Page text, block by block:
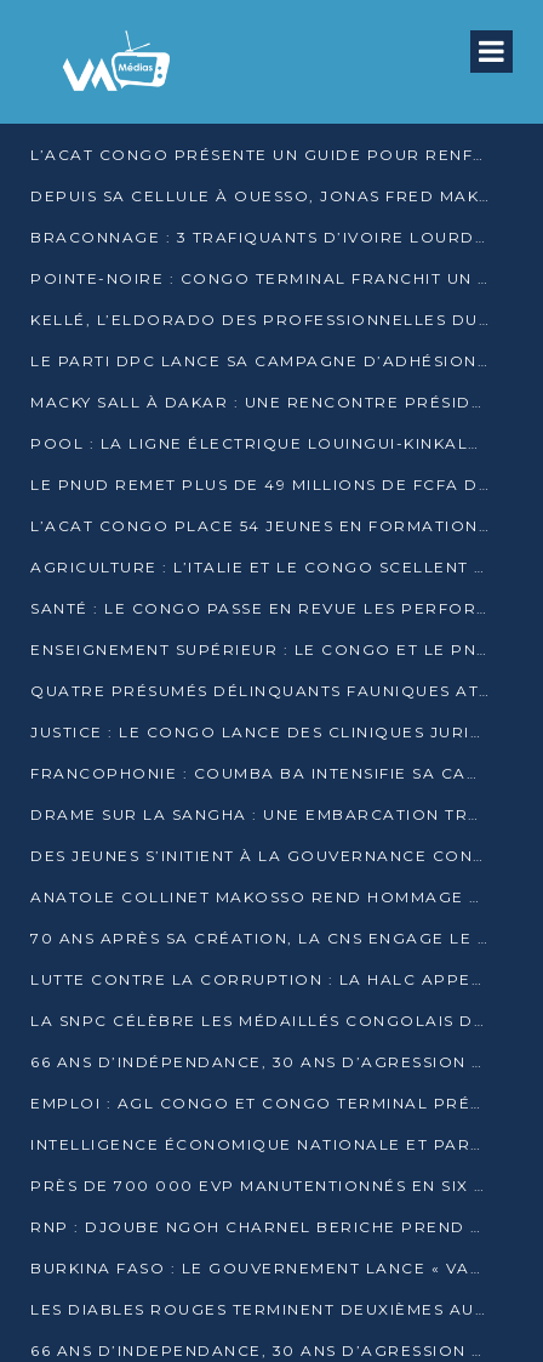
L’ACAT CONGO PRÉSENTE UN GUIDE POUR RENFORCER LES GARANTIES JUDICIAIRES EN GARDE À VUE
DEPUIS SA CELLULE À OUESSO, JONAS FRED MAKITA DÉNONCE CE QU’IL QUALIFIE DE DÉNI DE JUSTICE
BRACONNAGE : 3 TRAFIQUANTS D’IVOIRE LOURDEMENT CONDAMNÉS À DJAMBALA
POINTE-NOIRE : CONGO TERMINAL FRANCHIT UN CAP HISTORIQUE AVEC 99 MOUVEMENTS/HEURE
KELLÉ, L’ELDORADO DES PROFESSIONNELLES DU SEXE
LE PARTI DPC LANCE SA CAMPAGNE D’ADHÉSIONS ET VEUT STRUCTURER SA PRÉSENCE DANS LES 15 DÉPARTEMENTS
MACKY SALL À DAKAR : UNE RENCONTRE PRÉSIDENTIELLE QUI DIVISE L’OPINION SÉNÉGALAISE
POOL : LA LIGNE ÉLECTRIQUE LOUINGUI-KINKALA-BOKO MISE EN SERVICE
LE PNUD REMET PLUS DE 49 MILLIONS DE FCFA D’ÉQUIPEMENTS POUR ACCÉLÉRER LA NUMÉRISATION DU SYSTÈME DE SANTÉ
L’ACAT CONGO PLACE 54 JEUNES EN FORMATION PROFESSIONNELLE
AGRICULTURE : L’ITALIE ET LE CONGO SCELLENT UN PARTENARIAT POUR UNE PRODUCTION LOCALE DURABLE
SANTÉ : LE CONGO PASSE EN REVUE LES PERFORMANCES DE SES HÔPITAUX À MI-PARCOURS
ENSEIGNEMENT SUPÉRIEUR : LE CONGO ET LE PNUD VEULENT RAPPROCHER LA FORMATION UNIVERSITAIRE DES BESOINS DU MARCHÉ DE L’EMPLOI
QUATRE PRÉSUMÉS DÉLINQUANTS FAUNIQUES ATTENDUS DEVANT LA JUSTICE POUR TRAFIC D’IVOIRE
JUSTICE : LE CONGO LANCE DES CLINIQUES JURIDIQUES POUR RAPPROCHER LE DROIT DES CITOYENS
FRANCOPHONIE : COUMBA BA INTENSIFIE SA CAMPAGNE POUR LA SUCCESSION À LA TÊTE DE L’OIF
DRAME SUR LA SANGHA : UNE EMBARCATION TRANSPORTANT DES FIDÈLES DE « NZAMBÉ YA L’HUILE » FAIT NAUFRAGE À OUESSO
DES JEUNES S’INITIENT À LA GOUVERNANCE CONTINENTALE À BRAZZAVILLE
ANATOLE COLLINET MAKOSSO REND HOMMAGE À JEAN-PAUL PIGASSE
70 ANS APRÈS SA CRÉATION, LA CNS ENGAGE LE VIRAGE DE LA DIGITALISATION
LUTTE CONTRE LA CORRUPTION : LA HALC APPELLE À PASSER DES DISCOURS AUX ACTES
LA SNPC CÉLÈBRE LES MÉDAILLÉS CONGOLAIS DES OLYMPIADES PANAFRICAINES DE MATHÉMATIQUES 2026
66 ANS D’INDÉPENDANCE, 30 ANS D’AGRESSION RWANDAISE : 4 PRÉSIDENCES, UN ÉCHEC COLLECTIF
EMPLOI : AGL CONGO ET CONGO TERMINAL PRÉSÉLECTIONNENT PLUS DE 70 JEUNES À POINTE-NOIRE
INTELLIGENCE ÉCONOMIQUE NATIONALE ET PARTENARIATS INTERNATIONAUX : VERS UNE DOCTRINE SOUVERAINE DE SÉCURITÉ ÉCONOMIQUE
PRÈS DE 700 000 EVP MANUTENTIONNÉS EN SIX MOIS PAR CONGO TERMINAL
RNP : DJOUBE NGOH CHARNEL BERICHE PREND LES RÊNES DU PARTI
BURKINA FASO : LE GOUVERNEMENT LANCE « VACANCES UTILES 2026 » POUR FORMER LES ÉLÈVES À 15 MÉTIERS
LES DIABLES ROUGES TERMINENT DEUXIÈMES AU CHAMPIONNAT D’AFRIQUE ZONE 3
66 ANS D’INDEPENDANCE, 30 ANS D’AGRESSION RWAN DAISE : 4 PRESIDENCES, UN ECHEC COLLECTIF